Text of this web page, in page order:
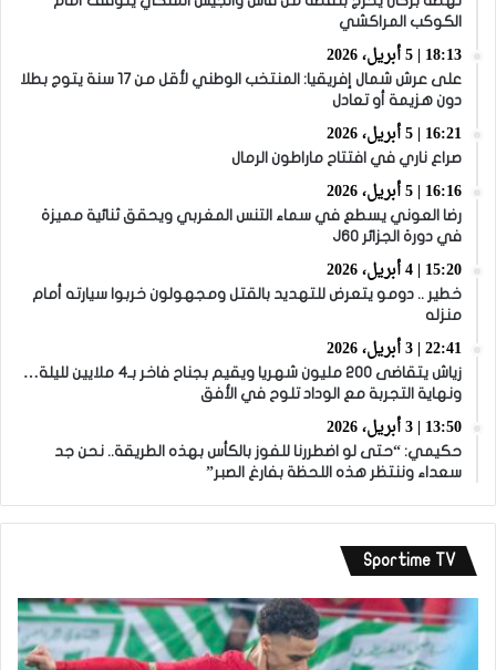
الكوكب المراكشي
18:13 | 5 أبريل، 2026
على عرش شمال إفريقيا: المنتخب الوطني لأقل من 17 سنة يتوج بطلا
دون هزيمة أو تعادل
16:21 | 5 أبريل، 2026
صراع ناري في افتتاح ماراطون الرمال
16:16 | 5 أبريل، 2026
رضا العوني يسطع في سماء التنس المغربي ويحقق ثنائية مميزة
في دورة الجزائر J60
15:20 | 4 أبريل، 2026
خطير .. دومو يتعرض للتهديد بالقتل ومجهولون خربوا سيارته أمام
منزله
22:41 | 3 أبريل، 2026
زياش يتقاضى 200 مليون شهريا ويقيم بجناح فاخر بـ4 ملايين لليلة…
ونهاية التجربة مع الوداد تلوح في الأفق
13:50 | 3 أبريل، 2026
حكيمي: “حتى لو اضطررنا للفوز بالكأس بهذه الطريقة.. نحن جد
سعداء وننتظر هذه اللحظة بفارغ الصبر”
Sportime TV